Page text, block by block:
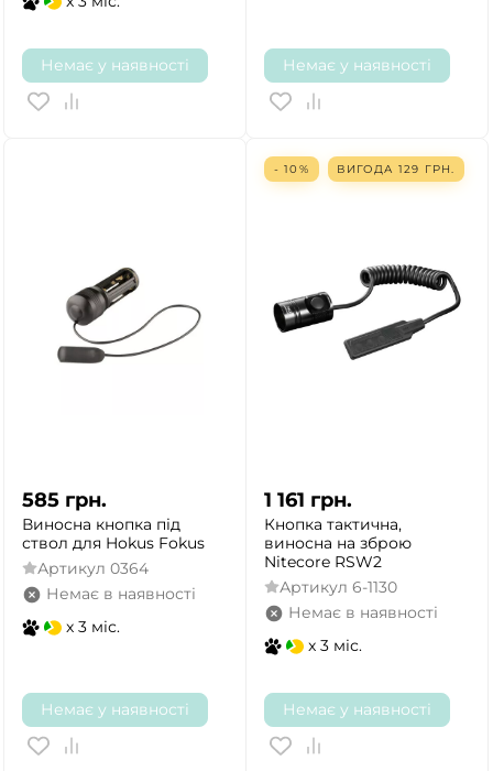
Немає у наявності Немає у наявності
585 грн.
Виносна кнопка під
ствол для Hokus Fokus
Артикул 0364
Немає в наявності
x 3 міс.
Немає у наявності
- 10% ВИГОДА 129 ГРН.
1 161 грн.
Кнопка тактична,
виносна на зброю
Nitecore RSW2
Артикул 6-1130
Немає в наявності
x 3 міс.
Немає у наявності